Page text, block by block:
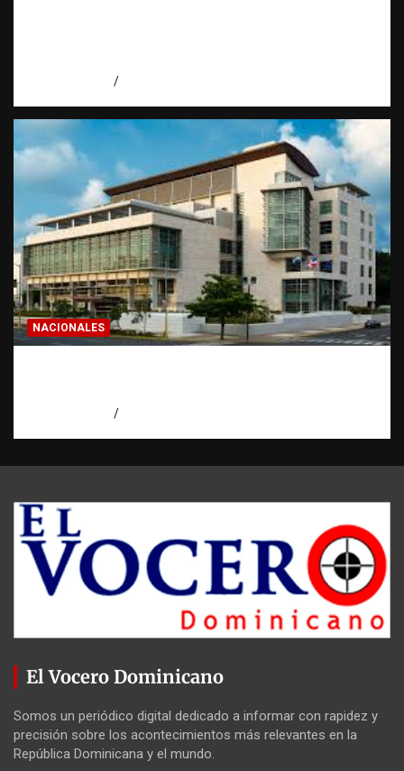
NACIONALES
El Vocero Dominicano
Somos un periódico digital dedicado a informar con rapidez y
precisión sobre los acontecimientos más relevantes en la
República Dominicana y el mundo.